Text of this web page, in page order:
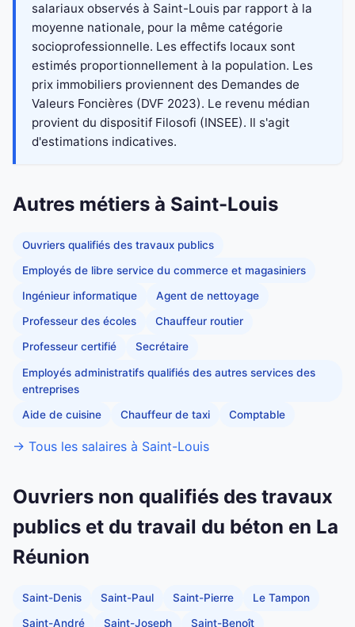
salariaux observés à Saint-Louis par rapport à la
moyenne nationale, pour la même catégorie
socioprofessionnelle. Les effectifs locaux sont
estimés proportionnellement à la population. Les
prix immobiliers proviennent des Demandes de
Valeurs Foncières (DVF 2023). Le revenu médian
provient du dispositif Filosofi (INSEE). Il s'agit
d'estimations indicatives.
Autres métiers à Saint-Louis
Ouvriers qualifiés des travaux publics
Employés de libre service du commerce et magasiniers
Ingénieur informatique Agent de nettoyage
Professeur des écoles Chauffeur routier
Professeur certifié Secrétaire
Employés administratifs qualifiés des autres services des
entreprises
Aide de cuisine Chauffeur de taxi Comptable
→ Tous les salaires à Saint-Louis
Ouvriers non qualifiés des travaux
publics et du travail du béton en La
Réunion
Saint-Denis Saint-Paul Saint-Pierre Le Tampon
Saint-André Saint-Joseph Saint-Benoît